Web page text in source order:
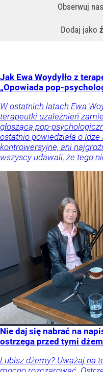
Obserwuj nas
Dodaj jako
Jak Ewa Woydyłło z
„Opowiada pop-
W ostatnich latach Ewa
terapeutki uzależnień
głoszącą pop-
ostatnio powiedziała o
kontrowersyjne, ani
wszyscy udawali, że tego
Nie daj się nabrać na
ostrzega przed tymi
Lubisz dżemy? Uważaj na